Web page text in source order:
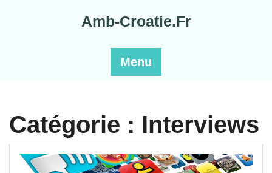
Amb-Croatie.Fr
Menu
Catégorie : Interviews